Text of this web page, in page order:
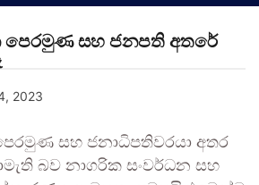
පෙරමුණ සහ ජනපති අතරේ
2023
සහ ජනාධිපතිවරයා අතර
බව නාගරික සංවර්ධන සහ